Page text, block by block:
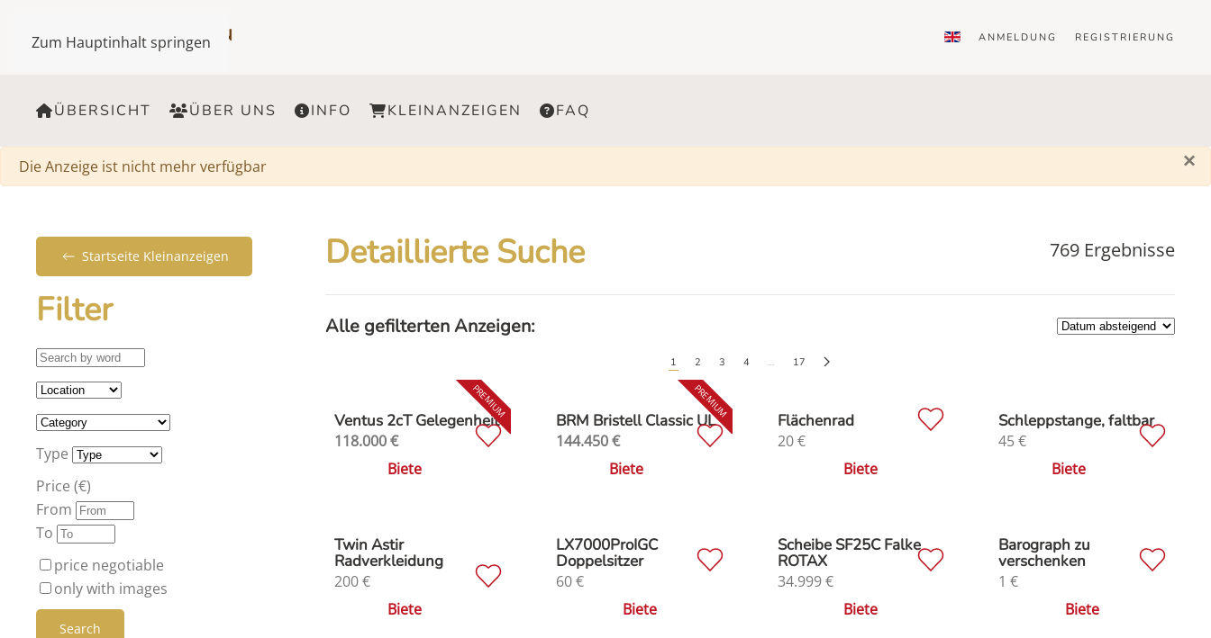
Zum Hauptinhalt springen ANMELDUNG REGISTRIERUNG
ÜBERSICHT ÜBER UNS INFO KLEINANZEIGEN FAQ
×
Warnung
Die Anzeige ist nicht mehr verfügbar
Startseite Kleinanzeigen Detaillierte Suche 769 Ergebnisse
Filter
Type
Price (€)
From
To
price negotiable
only with images
Search
Alle gefilterten Anzeigen:
1 2 3 4 … 17
Ventus 2cT Gelegenheit
118.000€
Biete
BRM Bristell Classic UL
144.450€
Biete
Flächenrad
20 €
Biete
Schleppstange, faltbar
45€
Biete
Twin Astir
Radverkleidung
200€
Biete
LX7000ProIGC
Doppelsitzer
60€
Biete
Scheibe SF25C Falke
ROTAX
34.999 €
Biete
Barograph zu
verschenken
1 €
Biete